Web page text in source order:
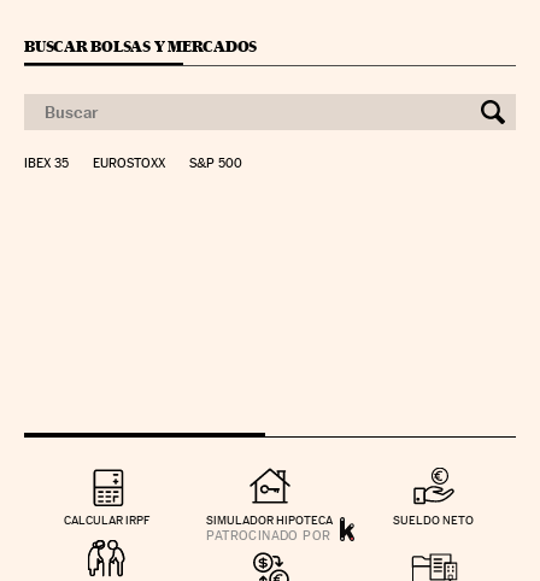
BUSCAR BOLSAS Y MERCADOS
IBEX 35 EUROSTOXX S&P 500
CALCULAR IRPF SIMULADOR HIPOTECA SUELDO NETO